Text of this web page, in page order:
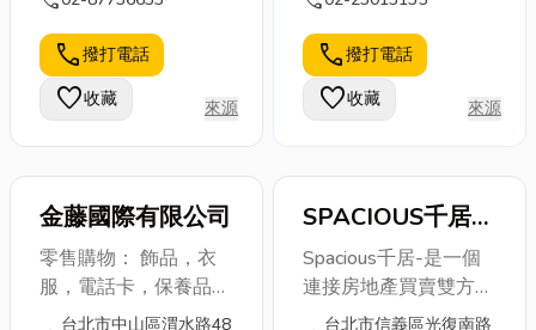
幻空間，撲鼻而來迎接
你的是Escents精油香
氛、專業Sharp空氣清
靜設備、夢幻水晶燈結
（像是愷樂、吳怡霈、
許維恩）的指定美甲愛
店喔！
call撥打電話
favorite收藏 來源
2、熱銷歐美市場。
3、適用於電廠、輪船
工業、重工業、環境汙
染、海洋油汙除理、航
潔劑。 ◆ 綠天使環保
清潔劑簡介： 1、無
毒、無污染、環保、濃
縮、萬能清潔劑。 2、
call撥打電話
favorite收藏 來源
金藤國際有限公司
零售購物： 飾品，衣
服，電話卡，保養品等
台北市中山區渭水路48
SPACIOUS千居_
香港商平方米有限
公司
Spacious千居-是一個
連接房地產買賣雙方的
公開使用平台。 全球
台北市信義區光復南路